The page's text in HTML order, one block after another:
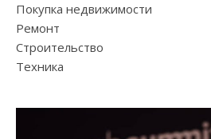
Покупка недвижимости
Ремонт
Строительство
Техника